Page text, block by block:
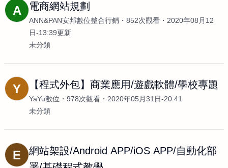
A 電商網站規劃
ANN&PAN安邦數位整合行銷 852次觀看
2020年08月12
日-13:39更新
未分類
Y 【程式外包】商業應用/遊戲軟體/學校專題
YaYu數位 978次觀看
2020年05月31日-20:41
未分類
E
網站架設/Android APP/iOS APP/自動化部